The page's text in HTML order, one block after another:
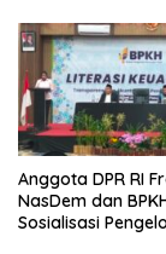
Anggota DPR RI
NasDem dan
Sosialisasi